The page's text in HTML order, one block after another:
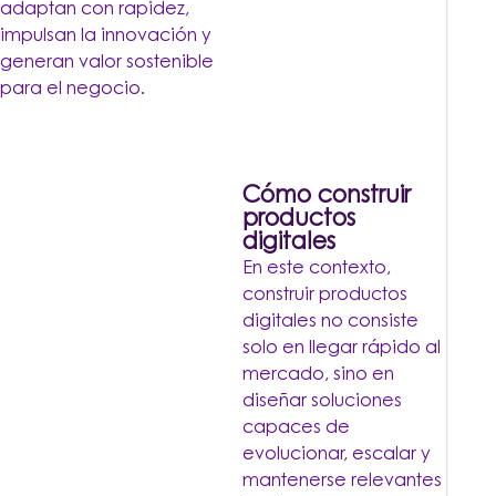
adaptan con rapidez,
impulsan la innovación y
generan valor sostenible
para el negocio.
Cómo construir
productos
digitales
En este contexto,
construir productos
digitales no consiste
solo en llegar rápido al
mercado, sino en
diseñar soluciones
capaces de
evolucionar, escalar y
mantenerse relevantes